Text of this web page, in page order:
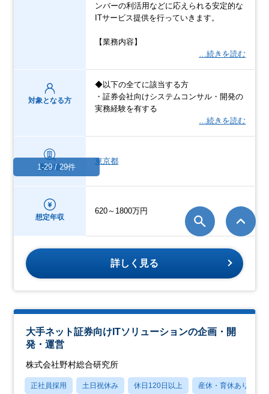
ンバーの利活用などに応えられる安定的な
ITサービス提供を行っていきます。
【業務内容】
…続きを読む
対象となる方
◆以下の全てに該当する方
・証券会社向けシステムコンサル・開発の
実務経験を有する
…続きを読む
勤務地
東京都
想定年収
620～1800万円
詳しく見る
大手ネット証券向けITソリューションの企画・開
発・運営
株式会社野村総合研究所
正社員採用 土日祝休み 休日120日以上 産休・育休あり
1-29 / 29件